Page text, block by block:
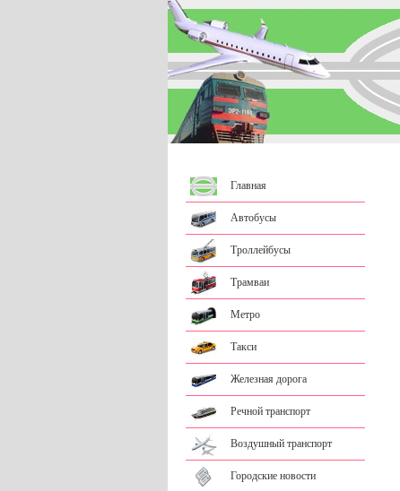
Главная
Автобусы
Троллейбусы
Трамваи
Метро
Такси
Железная дорога
Речной транспорт
Воздушный транспорт
Городские новости